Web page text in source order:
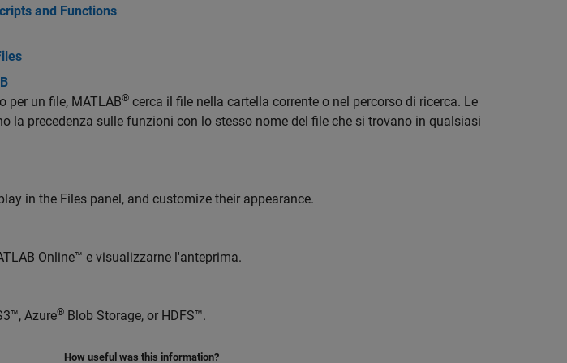
and Functions
per un file, MATLAB® cerca il file nella cartella corrente o nel percorso di ricerca. Le
la precedenza sulle funzioni con lo stesso nome del file che si trovano in qualsiasi
in the Files panel, and customize their appearance.
Online™ e visualizzarne l'anteprima.
Azure® Blob Storage, or HDFS™.
How useful was this information?